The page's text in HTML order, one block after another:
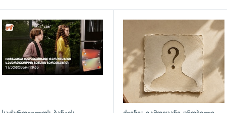
გადახედვა